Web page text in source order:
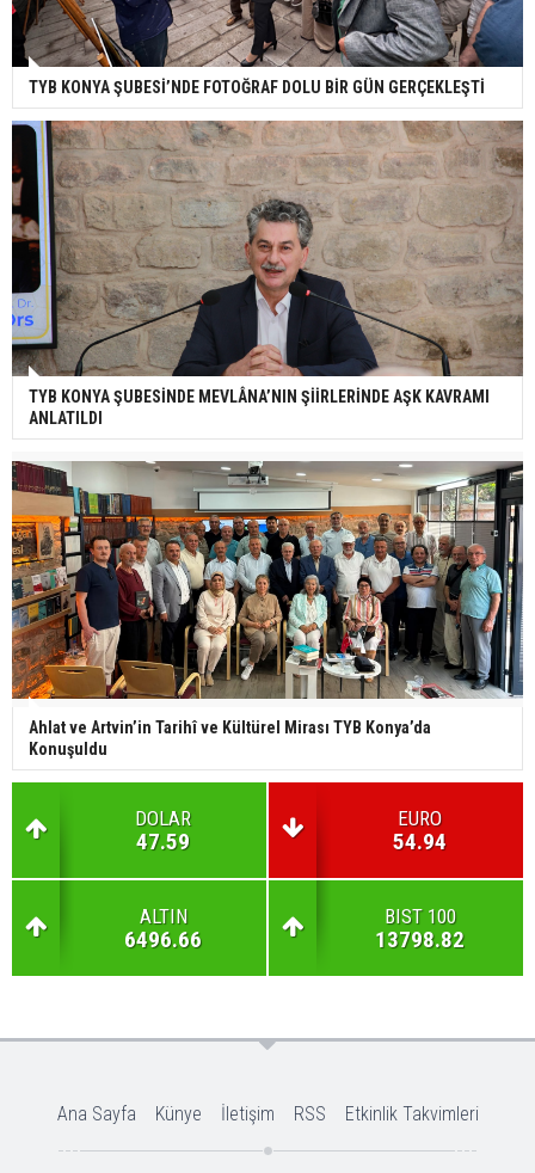
TYB KONYA ŞUBESİ’NDE FOTOĞRAF DOLU BİR GÜN GERÇEKLEŞTİ
TYB KONYA ŞUBESİNDE MEVLÂNA’NIN ŞİİRLERİNDE AŞK KAVRAMI
ANLATILDI
Ahlat ve Artvin’in Tarihî ve Kültürel Mirası TYB Konya’da
Konuşuldu
DOLAR
47.59
EURO
54.94
ALTIN
6496.66
BIST 100
13798.82
Ana Sayfa Künye İletişim RSS Etkinlik Takvimleri